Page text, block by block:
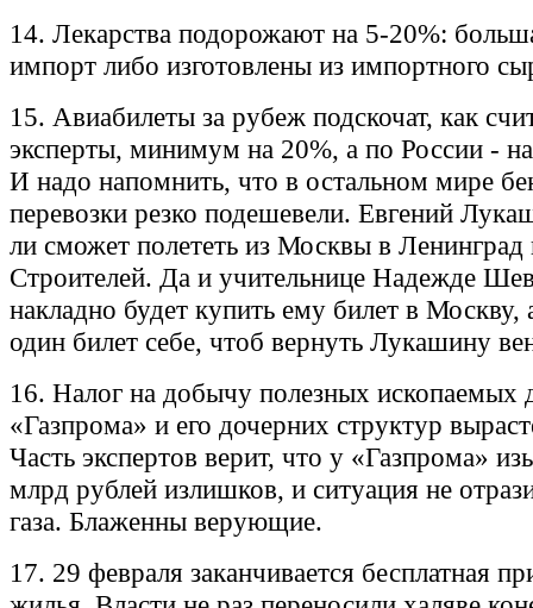
14. Лекарства подорожают на 5-20%:
импорт либо изготовлены из импортного
15. Авиабилеты за рубеж подскочат, как
эксперты, минимум на 20%, а по России -
И надо напомнить, что в остальном мире
перевозки резко подешевели. Евгений
ли сможет полететь из Москвы в
Строителей. Да и учительнице Надежде
накладно будет купить ему билет в
один билет себе, чтоб вернуть Лукашину
16. Налог на добычу полезных ископаемых
«Газпрома» и его дочерних структур
Часть экспертов верит, что у «Газпрома»
млрд рублей излишков, и ситуация не
газа. Блаженны верующие.
17. 29 февраля заканчивается бесплатная